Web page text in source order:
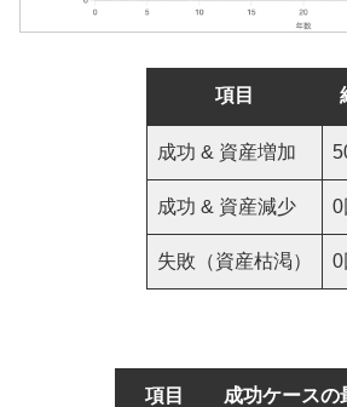
項目
成功 & 資産増加
成功 & 資産減少 0
失敗（資産枯渇） 0
項目 成功ケースの